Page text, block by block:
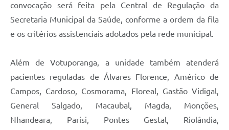
convocação será feita pela Central de Regulação da
Secretaria Municipal da Saúde, conforme a ordem da fila
e os critérios assistenciais adotados pela rede municipal.
Além de Votuporanga, a unidade também atenderá
pacientes reguladas de Álvares Florence, Américo de
Campos, Cardoso, Cosmorama, Floreal, Gastão Vidigal,
General Salgado, Macaubal, Magda, Monções,
Nhandeara, Parisi, Pontes Gestal, Riolândia,